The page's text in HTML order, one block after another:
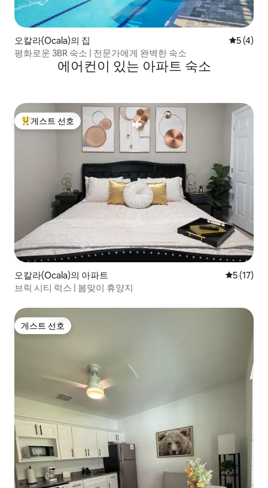
오칼라(Ocala)의 집 평점 5점
5 (4)
평화로운 3BR 숙소 | 전문가에게 완벽한 숙소
에어컨이 있는 아파트 숙소
상위 게스트 선호
게스트 선호
오칼라(Ocala)의 아파트 평점 5점
5 (17)
브릭 시티 럭스 | 봄맞이 휴양지
게스트 선호
게스트 선호